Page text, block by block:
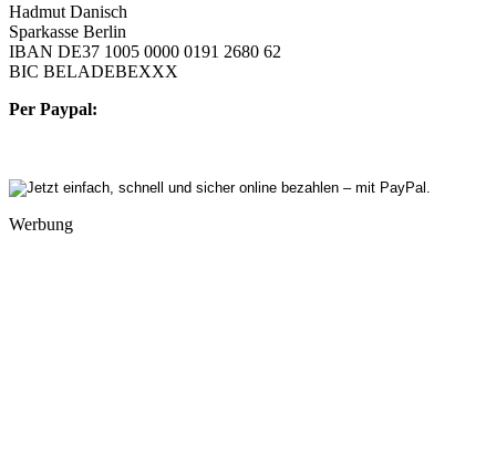
Hadmut Danisch
Sparkasse Berlin
IBAN DE37 1005 0000 0191 2680 62
BIC BELADEBEXXX
Per Paypal:
Werbung